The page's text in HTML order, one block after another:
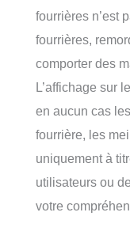
fourrières n’est
fourrières,
comporter des
L’affichage sur
en aucun cas
fourrière, les
uniquement à
utilisateurs ou
votre